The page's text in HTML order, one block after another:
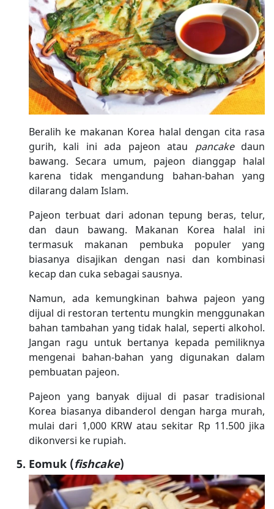
Beralih ke makanan Korea halal dengan cita rasa
gurih, kali ini ada pajeon atau pancakedaun
bawang. Secara umum, pajeon dianggap halal
karena tidak mengandung bahan-bahan yang
dilarang dalam Islam.
Pajeon terbuat dari adonan tepung beras, telur,
dan daun bawang. Makanan Korea halal ini
termasuk makanan pembuka populer yang
biasanya disajikan dengan nasi dan kombinasi
kecap dan cuka sebagai sausnya.
Namun, ada kemungkinan bahwa pajeon yang
dijual di restoran tertentu mungkin menggunakan
bahan tambahan yang tidak halal, seperti alkohol.
Jangan ragu untuk bertanya kepada pemiliknya
mengenai bahan-bahan yang digunakan dalam
pembuatan pajeon.
Pajeon yang banyak dijual di pasar tradisional
Korea biasanya dibanderol dengan harga murah,
mulai dari 1,000 KRW atau sekitar Rp 11.500 jika
dikonversi ke rupiah.
Eomuk (fishcake)